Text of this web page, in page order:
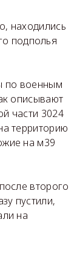
находились
подполья
по военным
описывают
части 3024
территорию
на м39
второго
пустили,
на